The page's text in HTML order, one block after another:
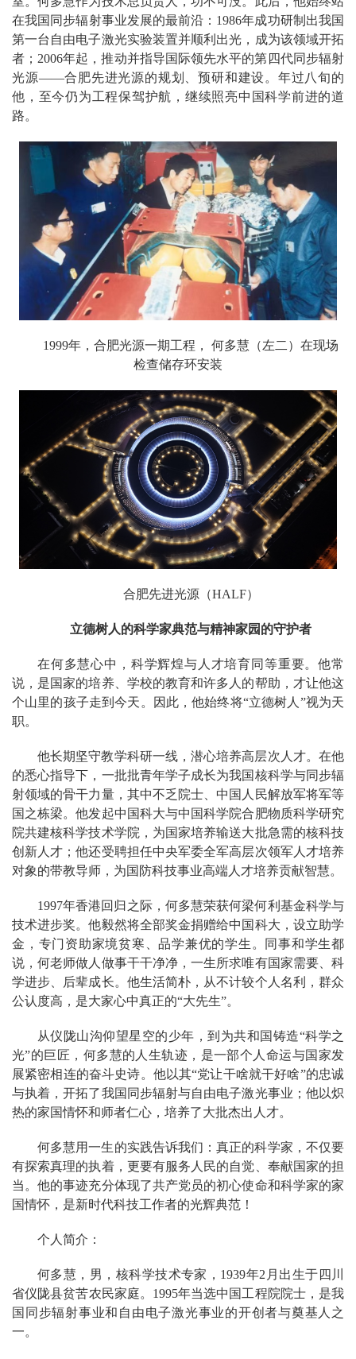
在我国同步辐射事业发展的最前沿：1986年成功研制出我国
第一台自由电子激光实验装置并顺利出光，成为该领域开拓
者；2006年起，推动并指导国际领先水平的第四代同步辐射
光源——合肥先进光源的规划、预研和建设。年过八旬的
他，至今仍为工程保驾护航，继续照亮中国科学前进的道
路。
1999年，合肥光源一期工程， 何多慧（左二）在现场
检查储存环安装
合肥先进光源（HALF）
立德树人的科学家典范与精神家园的守护者
在何多慧心中，科学辉煌与人才培育同等重要。他常
说，是国家的培养、学校的教育和许多人的帮助，才让他这
个山里的孩子走到今天。因此，他始终将“立德树人”视为天
职。
他长期坚守教学科研一线，潜心培养高层次人才。在他
的悉心指导下，一批批青年学子成长为我国核科学与同步辐
射领域的骨干力量，其中不乏院士、中国人民解放军将军等
国之栋梁。他发起中国科大与中国科学院合肥物质科学研究
院共建核科学技术学院，为国家培养输送大批急需的核科技
创新人才；他还受聘担任中央军委全军高层次领军人才培养
对象的带教导师，为国防科技事业高端人才培养贡献智慧。
1997年香港回归之际，何多慧荣获何梁何利基金科学与
技术进步奖。他毅然将全部奖金捐赠给中国科大，设立助学
金，专门资助家境贫寒、品学兼优的学生。同事和学生都
说，何老师做人做事干干净净，一生所求唯有国家需要、科
学进步、后辈成长。他生活简朴，从不计较个人名利，群众
公认度高，是大家心中真正的“大先生”。
从仪陇山沟仰望星空的少年，到为共和国铸造“科学之
光”的巨匠，何多慧的人生轨迹，是一部个人命运与国家发
展紧密相连的奋斗史诗。他以其“党让干啥就干好啥”的忠诚
与执着，开拓了我国同步辐射与自由电子激光事业；他以炽
热的家国情怀和师者仁心，培养了大批杰出人才。
何多慧用一生的实践告诉我们：真正的科学家，不仅要
有探索真理的执着，更要有服务人民的自觉、奉献国家的担
当。他的事迹充分体现了共产党员的初心使命和科学家的家
国情怀，是新时代科技工作者的光辉典范！
个人简介：
何多慧，男，核科学技术专家，1939年2月出生于四川
省仪陇县贫苦农民家庭。1995年当选中国工程院院士，是我
国同步辐射事业和自由电子激光事业的开创者与奠基人之
一。